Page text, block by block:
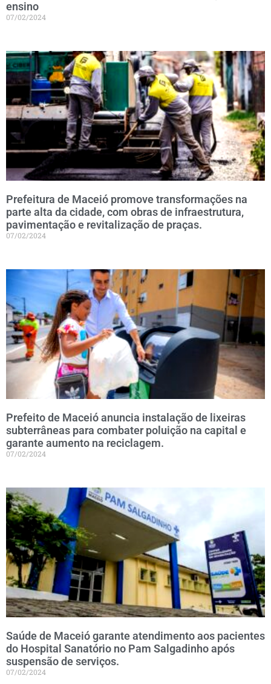
ensino
07/02/2024
Prefeitura de Maceió promove transformações na
parte alta da cidade, com obras de infraestrutura,
pavimentação e revitalização de praças.
07/02/2024
Prefeito de Maceió anuncia instalação de lixeiras
subterrâneas para combater poluição na capital e
garante aumento na reciclagem.
07/02/2024
Saúde de Maceió garante atendimento aos pacientes
do Hospital Sanatório no Pam Salgadinho após
suspensão de serviços.
07/02/2024